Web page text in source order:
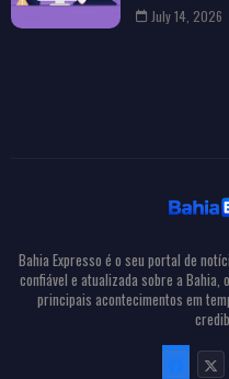
July 14, 2026
Bahia Expresso é o seu portal de
confiável e atualizada sobre a Bahia,
principais acontecimentos em